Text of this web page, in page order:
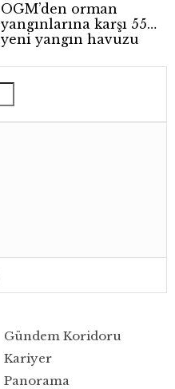
OGM’den orman
yangınlarına karşı 55
yeni yangın havuzu
Gündem Koridoru
Kariyer
Panorama